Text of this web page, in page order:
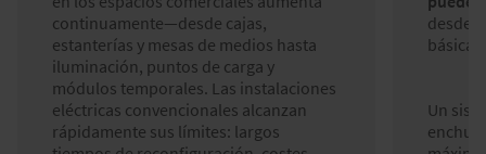
continuamente—desde cajas,
estanterías y mesas de medios hasta
iluminación, puntos de carga y
módulos temporales. Las instalaciones
eléctricas convencionales alcanzan
rápidamente sus límites: largos
desde
básica
Un